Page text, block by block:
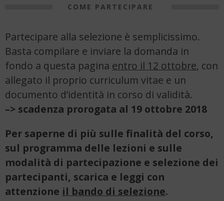
COME PARTECIPARE
Partecipare alla selezione è semplicissimo.
Basta compilare e inviare la domanda in
fondo a questa pagina entro il 12 ottobre, con
allegato il proprio curriculum vitae e un
documento d’identità in corso di validità.
–> scadenza prorogata al 19 ottobre 2018
Per saperne di più sulle finalità del corso,
sul programma delle lezioni e sulle
modalità di partecipazione e selezione dei
partecipanti, scarica e leggi con
attenzione il bando di selezione.